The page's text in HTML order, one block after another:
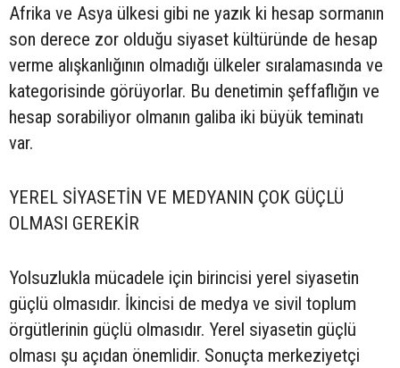
Afrika ve Asya ülkesi gibi ne yazık ki hesap sormanın
son derece zor olduğu siyaset kültüründe de hesap
verme alışkanlığının olmadığı ülkeler sıralamasında ve
kategorisinde görüyorlar. Bu denetimin şeffaflığın ve
hesap sorabiliyor olmanın galiba iki büyük teminatı
var.
YEREL SİYASETİN VE MEDYANIN ÇOK GÜÇLÜ
OLMASI GEREKİR
Yolsuzlukla mücadele için birincisi yerel siyasetin
güçlü olmasıdır. İkincisi de medya ve sivil toplum
örgütlerinin güçlü olmasıdır. Yerel siyasetin güçlü
olması şu açıdan önemlidir. Sonuçta merkeziyetçi